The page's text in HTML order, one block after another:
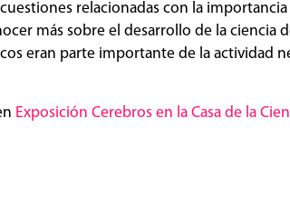
relacionadas con la
más sobre el desarrollo de la
eran parte importante de la actividad
Exposición Cerebros en la Casa de la